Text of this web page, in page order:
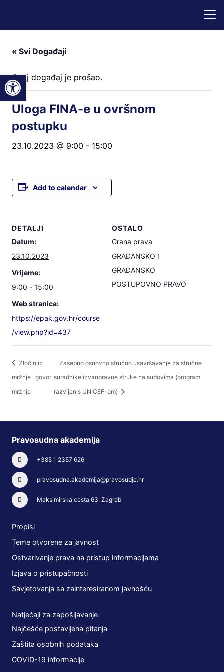
« Svi Događaji
Ovaj događaj je prošao.
Uloga FINA-e u ovršnom
postupku
23.10.2023 @ 9:00 - 15:00
Add to calendar
DETALJI
Datum:
23.10.2023
Vrijeme:
9:00 - 15:00
Web stranica:
https://epak.gov.hr/course
/view.php?id=437
OSTALO
Grana prava
GRAĐANSKO I
GRAĐANSKO
POSTUPOVNO PRAVO
Zločin iz
mržnje i govor
mržnje
Zasebno osnovno stručno usavršavanje za stručne
suradnike izvanpravne struke na sudovima (program
razvijen s UNICEF-om)
Pravosudna akademija
+385 1 2357 626
pravosudna.akademija@pravosudje.hr
Maksimirska cesta 63, Zagreb
Propisi
Teme otvorene za javnost
Ostvarivanje prava na pristup informacijama
Izjava o pristupačnosti
Savjetovanja sa zainteresiranom javnošću
Natječaji za zapošljavanje
Najčešće postavljena pitanja
Zaštita osobnih podataka
COVID-19 informacije
Open toolbar